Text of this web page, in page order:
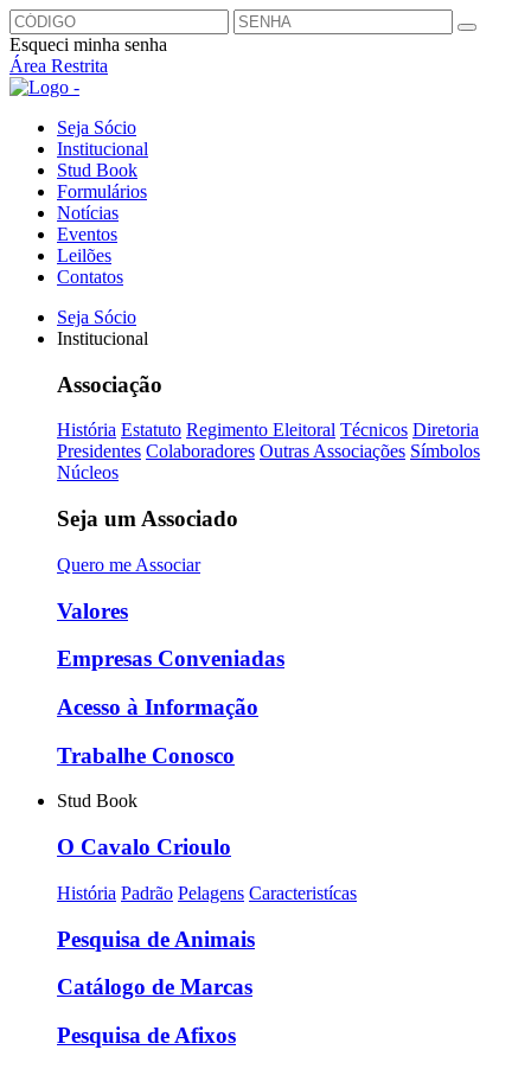
Esqueci minha senha
Área Restrita
Seja Sócio
Institucional
Stud Book
Formulários
Notícias
Eventos
Leilões
Contatos
Seja Sócio
Institucional
Associação
História Estatuto Regimento Eleitoral Técnicos Diretoria
Presidentes Colaboradores Outras Associações Símbolos
Núcleos
Seja um Associado
Quero me Associar
Valores
Empresas Conveniadas
Acesso à Informação
Trabalhe Conosco
Stud Book
O Cavalo Crioulo
História Padrão Pelagens Caracteristícas
Pesquisa de Animais
Catálogo de Marcas
Pesquisa de Afixos